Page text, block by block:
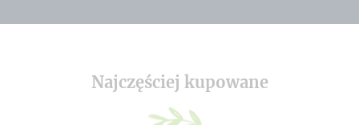
Najczęściej kupowane